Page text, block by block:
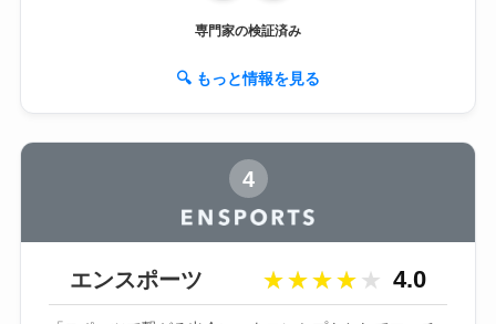
専門家の検証済み
🔍 もっと情報を見る
4
エンスポーツ ★★★★★
★★★★★ 4.0